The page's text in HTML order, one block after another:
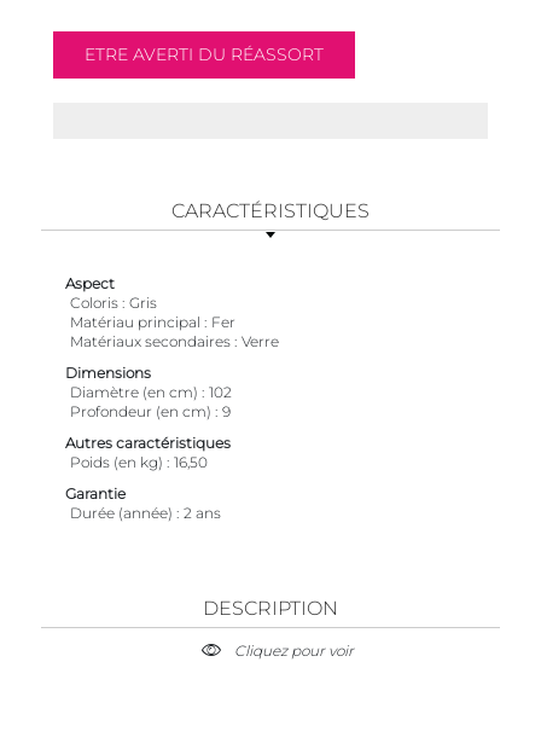
CARACTÉRISTIQUES
Aspect
Coloris Gris
Matériau principal
Fer
Matériaux secondaires Verre
Dimensions
Diamètre (en cm)
102
Profondeur (en cm)
9
Autres caractéristiques
Poids (en kg)
16,50
Garantie
Durée (année)
2 ans
DESCRIPTION
Cliquez pour voir